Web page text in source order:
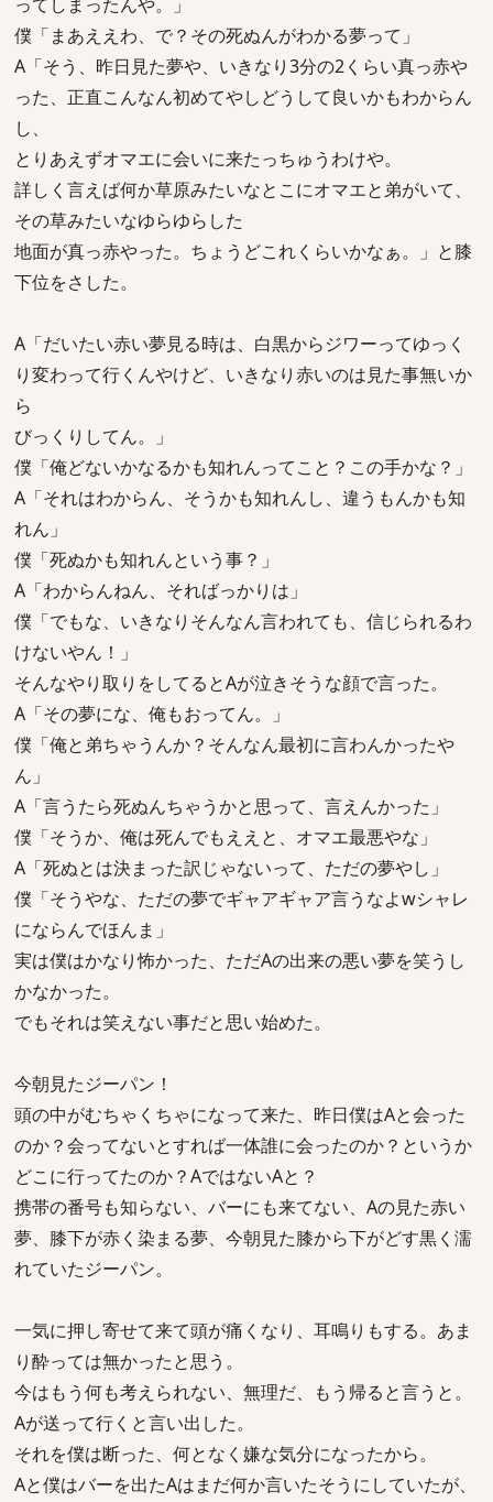
僕「まあええわ、で？その死ぬんがわかる夢って」
A「そう、昨日見た夢や、いきなり3分の2くらい真っ赤や
った、正直こんなん初めてやしどうして良いかもわからん
し、
とりあえずオマエに会いに来たっちゅうわけや。
詳しく言えば何か草原みたいなとこにオマエと弟がいて、
その草みたいなゆらゆらした
地面が真っ赤やった。ちょうどこれくらいかなぁ。」と膝
下位をさした。
A「だいたい赤い夢見る時は、白黒からジワーってゆっく
り変わって行くんやけど、いきなり赤いのは見た事無いか
ら
びっくりしてん。」
僕「俺どないかなるかも知れんってこと？この手かな？」
A「それはわからん、そうかも知れんし、違うもんかも知
れん」
僕「死ぬかも知れんという事？」
A「わからんねん、そればっかりは」
僕「でもな、いきなりそんなん言われても、信じられるわ
けないやん！」
そんなやり取りをしてるとAが泣きそうな顔で言った。
A「その夢にな、俺もおってん。」
僕「俺と弟ちゃうんか？そんなん最初に言わんかったや
ん」
A「言うたら死ぬんちゃうかと思って、言えんかった」
僕「そうか、俺は死んでもええと、オマエ最悪やな」
A「死ぬとは決まった訳じゃないって、ただの夢やし」
僕「そうやな、ただの夢でギャアギャア言うなよwシャレ
にならんでほんま」
実は僕はかなり怖かった、ただAの出来の悪い夢を笑うし
かなかった。
でもそれは笑えない事だと思い始めた。
今朝見たジーパン！
頭の中がむちゃくちゃになって来た、昨日僕はAと会った
のか？会ってないとすれば一体誰に会ったのか？というか
どこに行ってたのか？AではないAと？
携帯の番号も知らない、バーにも来てない、Aの見た赤い
夢、膝下が赤く染まる夢、今朝見た膝から下がどす黒く濡
れていたジーパン。
一気に押し寄せて来て頭が痛くなり、耳鳴りもする。あま
り酔っては無かったと思う。
今はもう何も考えられない、無理だ、もう帰ると言うと。
Aが送って行くと言い出した。
それを僕は断った、何となく嫌な気分になったから。
Aと僕はバーを出たAはまだ何か言いたそうにしていたが、